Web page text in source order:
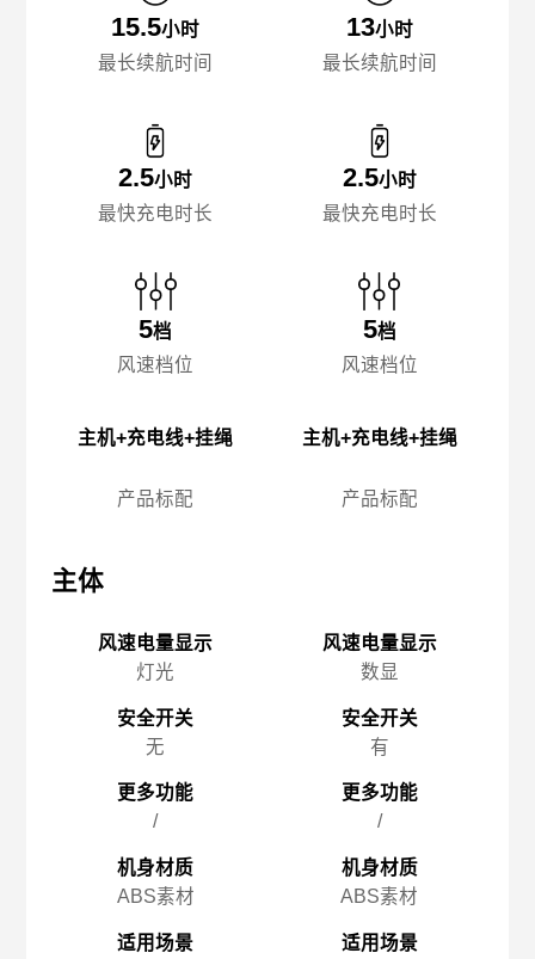
15.5小时
最长续航时间
2.5小时
最快充电时长
5档
风速档位
主机+充电线+挂绳
产品标配
主体
风速电量显示
灯光
安全开关
无
更多功能
/
机身材质
ABS素材
适用场景
13小时
最长续航时间
2.5小时
最快充电时长
5档
风速档位
主机+充电线+挂绳
产品标配
风速电量显示
数显
安全开关
有
更多功能
/
机身材质
ABS素材
适用场景